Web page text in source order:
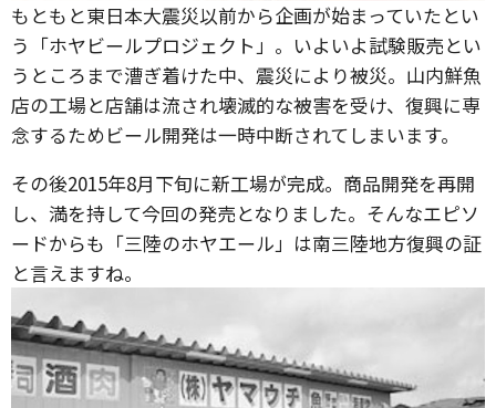
もともと東日本大震災以前から企画が始まっていたとい
う「ホヤビールプロジェクト」。いよいよ試験販売とい
うところまで漕ぎ着けた中、震災により被災。山内鮮魚
店の工場と店舗は流され壊滅的な被害を受け、復興に専
念するためビール開発は一時中断されてしまいます。
その後2015年8月下旬に新工場が完成。商品開発を再開
し、満を持して今回の発売となりました。そんなエピソ
ードからも「三陸のホヤエール」は南三陸地方復興の証
と言えますね。